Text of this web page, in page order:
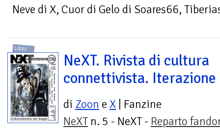
Neve di X, Cuor di Gelo di Soares66,
LIBRI
NeXT. Rivista di cultura
connettivista. Iterazione
di Zoon e X | Fanzine
NeXT n. 5 - NeXT - Reparto